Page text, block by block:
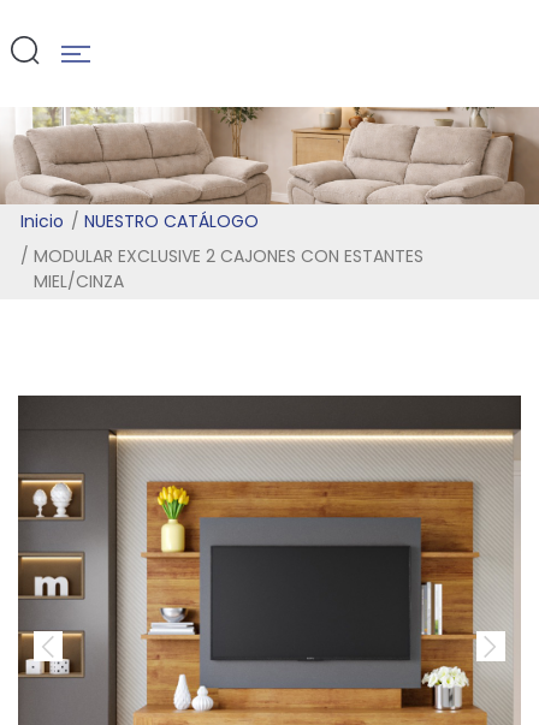
MIEL/CINZA
Inicio
NUESTRO CATÁLOGO
MODULAR EXCLUSIVE 2 CAJONES CON ESTANTES
MIEL/CINZA